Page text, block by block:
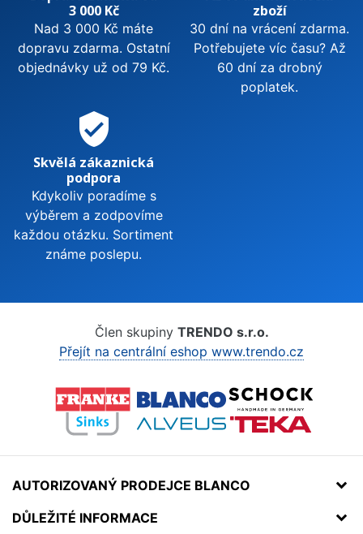
3 000 Kč
Nad 3 000 Kč máte
dopravu zdarma. Ostatní
objednávky už od 79 Kč.
zboží
30 dní na vrácení zdarma.
Potřebujete víc času? Až
60 dní za drobný
poplatek.
verified_user
Skvělá zákaznická
podpora
Kdykoliv poradíme s
výběrem a zodpovíme
každou otázku. Sortiment
známe poslepu.
Člen skupiny TRENDO s.r.o.
Přejít na centrální eshop www.trendo.cz
AUTORIZOVANÝ PRODEJCE BLANCO
DŮLEŽITÉ INFORMACE